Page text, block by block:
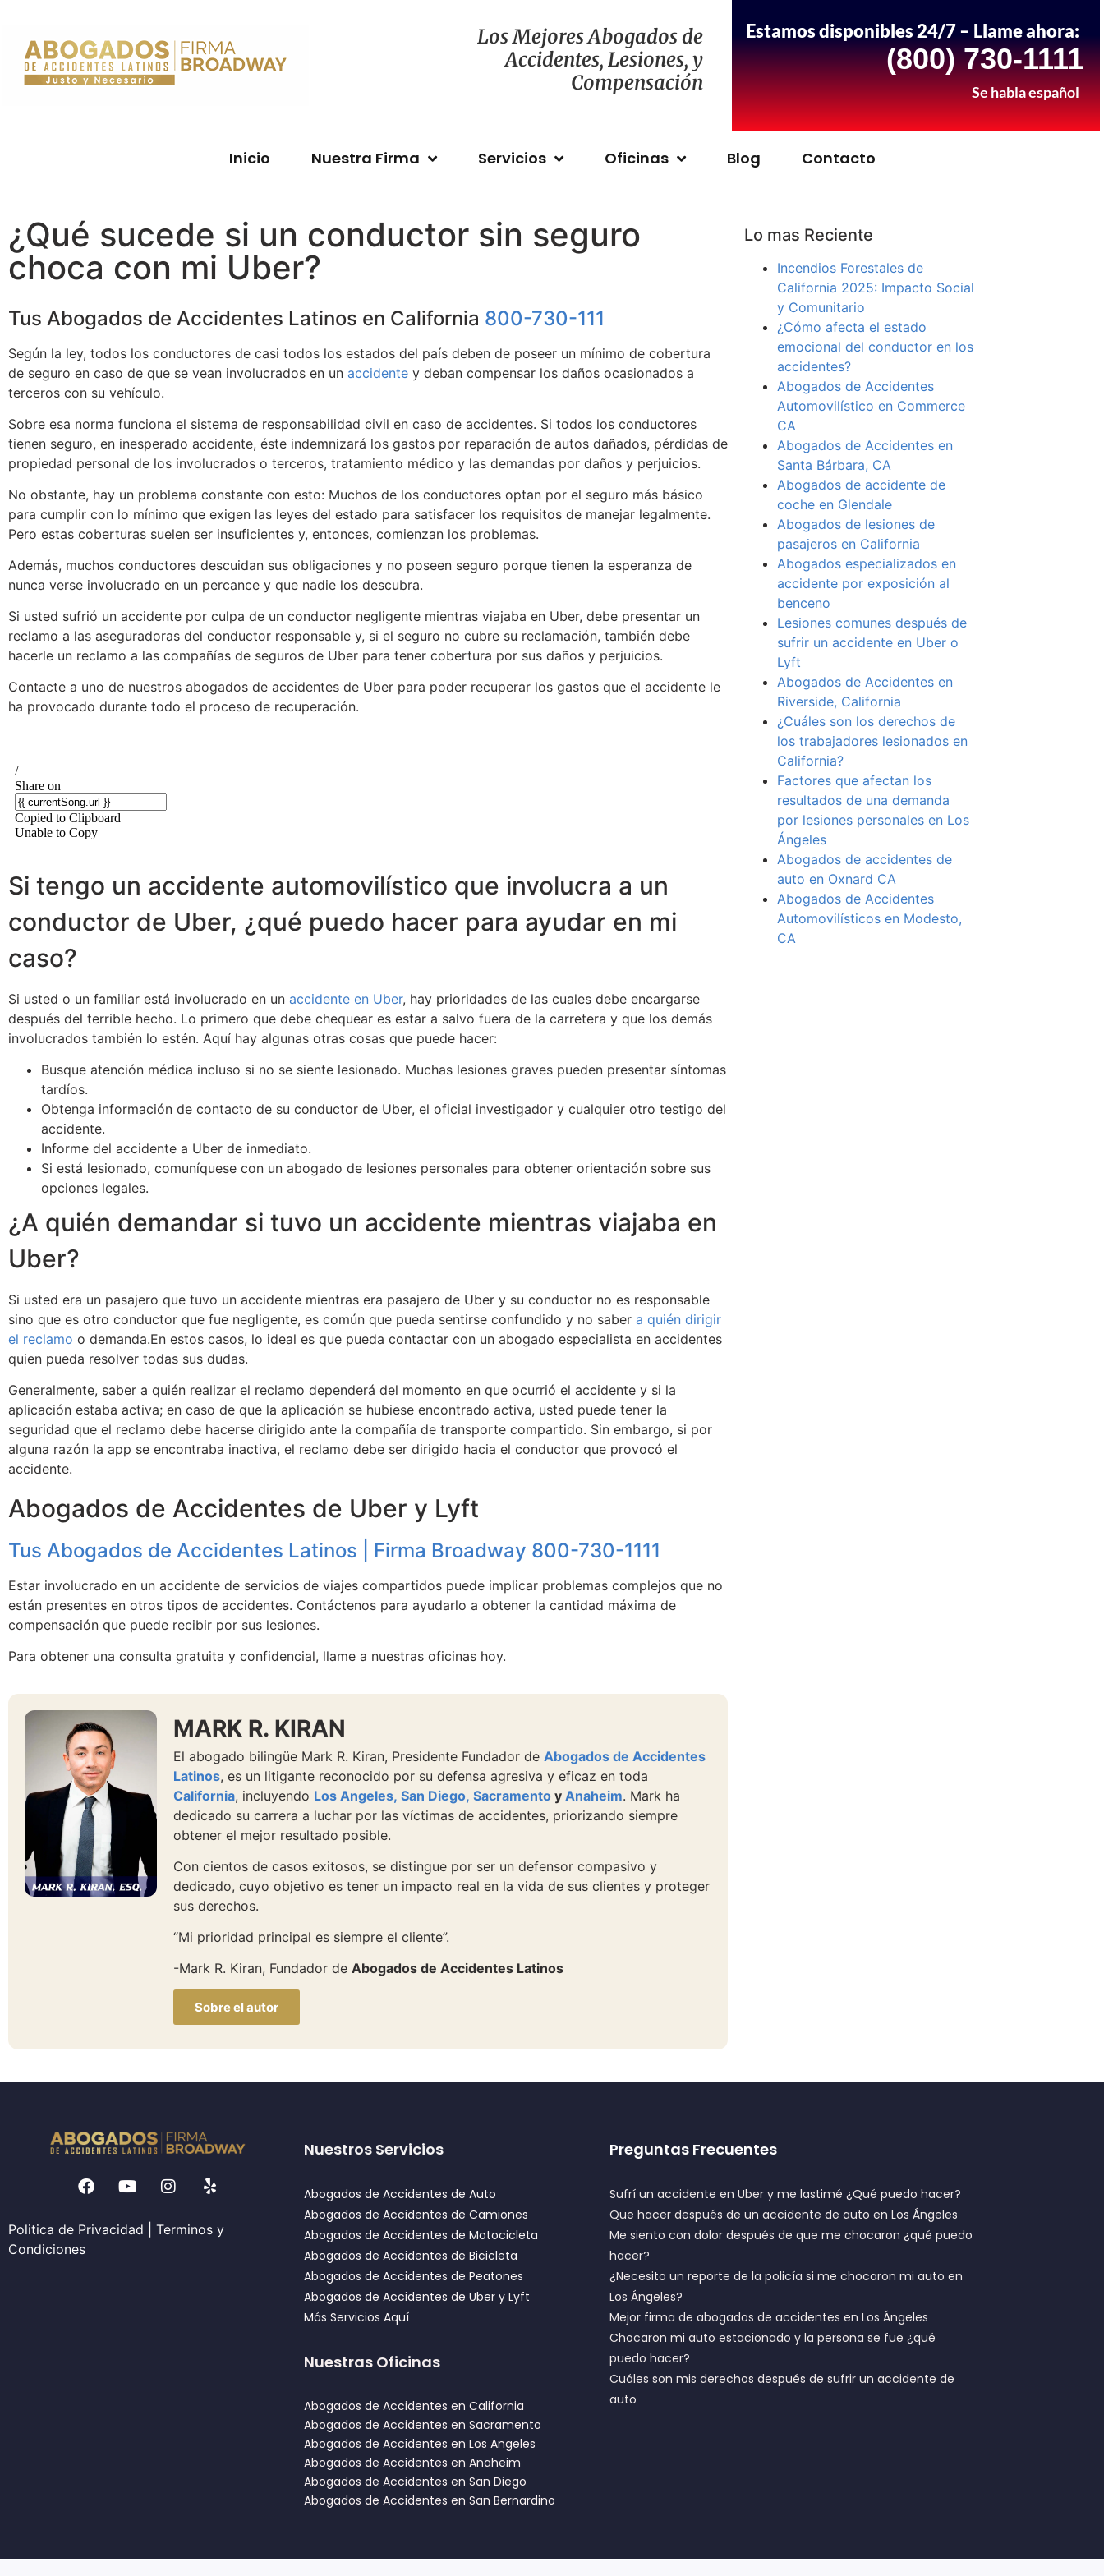
Los Mejores Abogados de
Accidentes, Lesiones, y
Compensación
Estamos disponibles 24/7 – Llame ahora:
(800) 730-1111
Se habla español
Inicio Nuestra Firma Servicios Oficinas Blog Contacto
¿Qué sucede si un conductor sin seguro
choca con mi Uber?
Tus Abogados de Accidentes Latinos en California 800-730-111
Según la ley, todos los conductores de casi todos los estados del país deben de poseer un mínimo de cobertura
de seguro en caso de que se vean involucrados en un accidente y deban compensar los daños ocasionados a
terceros con su vehículo.
Sobre esa norma funciona el sistema de responsabilidad civil en caso de accidentes. Si todos los conductores
tienen seguro, en inesperado accidente, éste indemnizará los gastos por reparación de autos dañados, pérdidas de
propiedad personal de los involucrados o terceros, tratamiento médico y las demandas por daños y perjuicios.
No obstante, hay un problema constante con esto: Muchos de los conductores optan por el seguro más básico
para cumplir con lo mínimo que exigen las leyes del estado para satisfacer los requisitos de manejar legalmente.
Pero estas coberturas suelen ser insuficientes y, entonces, comienzan los problemas.
Además, muchos conductores descuidan sus obligaciones y no poseen seguro porque tienen la esperanza de
nunca verse involucrado en un percance y que nadie los descubra.
Si usted sufrió un accidente por culpa de un conductor negligente mientras viajaba en Uber, debe presentar un
reclamo a las aseguradoras del conductor responsable y, si el seguro no cubre su reclamación, también debe
hacerle un reclamo a las compañías de seguros de Uber para tener cobertura por sus daños y perjuicios.
Contacte a uno de nuestros abogados de accidentes de Uber para poder recuperar los gastos que el accidente le
ha provocado durante todo el proceso de recuperación.
Si tengo un accidente automovilístico que involucra a un
conductor de Uber, ¿qué puedo hacer para ayudar en mi
caso?
Si usted o un familiar está involucrado en un accidente en Uber, hay prioridades de las cuales debe encargarse
después del terrible hecho. Lo primero que debe chequear es estar a salvo fuera de la carretera y que los demás
involucrados también lo estén. Aquí hay algunas otras cosas que puede hacer:
Busque atención médica incluso si no se siente lesionado. Muchas lesiones graves pueden presentar síntomas
tardíos.
Obtenga información de contacto de su conductor de Uber, el oficial investigador y cualquier otro testigo del
accidente.
Informe del accidente a Uber de inmediato.
Si está lesionado, comuníquese con un abogado de lesiones personales para obtener orientación sobre sus
opciones legales.
¿A quién demandar si tuvo un accidente mientras viajaba en
Uber?
Si usted era un pasajero que tuvo un accidente mientras era pasajero de Uber y su conductor no es responsable
sino que es otro conductor que fue negligente, es común que pueda sentirse confundido y no saber a quién dirigir
el reclamo o demanda.En estos casos, lo ideal es que pueda contactar con un abogado especialista en accidentes
quien pueda resolver todas sus dudas.
Generalmente, saber a quién realizar el reclamo dependerá del momento en que ocurrió el accidente y si la
aplicación estaba activa; en caso de que la aplicación se hubiese encontrado activa, usted puede tener la
seguridad que el reclamo debe hacerse dirigido ante la compañía de transporte compartido. Sin embargo, si por
alguna razón la app se encontraba inactiva, el reclamo debe ser dirigido hacia el conductor que provocó el
accidente.
Abogados de Accidentes de Uber y Lyft
Tus Abogados de Accidentes Latinos | Firma Broadway 800-730-1111
Estar involucrado en un accidente de servicios de viajes compartidos puede implicar problemas complejos que no
están presentes en otros tipos de accidentes. Contáctenos para ayudarlo a obtener la cantidad máxima de
compensación que puede recibir por sus lesiones.
Para obtener una consulta gratuita y confidencial, llame a nuestras oficinas hoy.
MARK R. KIRAN
El abogado bilingüe Mark R. Kiran, Presidente Fundador deAbogados de Accidentes
Latinos, es un litigante reconocido por su defensa agresiva y eficaz en toda
California, incluyendo Los Angeles, San Diego, Sacramento yAnaheim. Mark ha
dedicado su carrera a luchar por las víctimas de accidentes, priorizando siempre
obtener el mejor resultado posible.
Con cientos de casos exitosos, se distingue por ser un defensor compasivo y
dedicado, cuyo objetivo es tener un impacto real en la vida de sus clientes y proteger
sus derechos.
“Mi prioridad principal es siempre el cliente”.
-Mark R. Kiran, Fundador deAbogados de Accidentes Latinos
Sobre el autor
Lo mas Reciente
Incendios Forestales de
California 2025: Impacto Social
y Comunitario
¿Cómo afecta el estado
emocional del conductor en los
accidentes?
Abogados de Accidentes
Automovilístico en Commerce
CA
Abogados de Accidentes en
Santa Bárbara, CA
Abogados de accidente de
coche en Glendale
Abogados de lesiones de
pasajeros en California
Abogados especializados en
accidente por exposición al
benceno
Lesiones comunes después de
sufrir un accidente en Uber o
Lyft
Abogados de Accidentes en
Riverside, California
¿Cuáles son los derechos de
los trabajadores lesionados en
California?
Factores que afectan los
resultados de una demanda
por lesiones personales en Los
Ángeles
Abogados de accidentes de
auto en Oxnard CA
Abogados de Accidentes
Automovilísticos en Modesto,
CA
Politica de Privacidad
Terminos y
Condiciones
Nuestros Servicios
Abogados de Accidentes de Auto
Abogados de Accidentes de Camiones
Abogados de Accidentes de Motocicleta
Abogados de Accidentes de Bicicleta
Abogados de Accidentes de Peatones
Abogados de Accidentes de Uber y Lyft
Más Servicios Aquí
Nuestras Oficinas
Abogados de Accidentes en California
Abogados de Accidentes en Sacramento
Abogados de Accidentes en Los Angeles
Abogados de Accidentes en Anaheim
Abogados de Accidentes en San Diego
Abogados de Accidentes en San Bernardino
Preguntas Frecuentes
Sufrí un accidente en Uber y me lastimé ¿Qué puedo hacer?
Que hacer después de un accidente de auto en Los Ángeles
Me siento con dolor después de que me chocaron ¿qué puedo
hacer?
¿Necesito un reporte de la policía si me chocaron mi auto en
Los Ángeles?
Mejor firma de abogados de accidentes en Los Ángeles
Chocaron mi auto estacionado y la persona se fue ¿qué
puedo hacer?
Cuáles son mis derechos después de sufrir un accidente de
auto